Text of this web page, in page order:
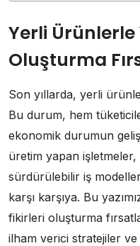
Yerli Ürünlerle
Oluşturma
Son yıllarda, yerli
Bu durum, hem
ekonomik durumun
üretim yapan
sürdürülebilir iş
karşı karşıya. Bu
fikirleri oluşturma
ilham verici stratejiler